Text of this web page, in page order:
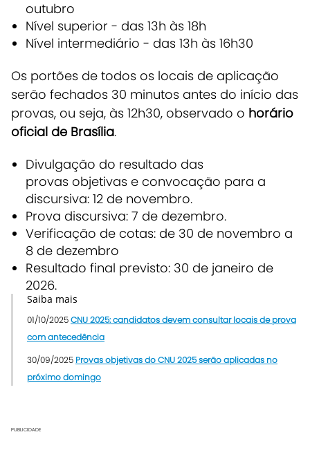
outubro
Nível superior - das 13h às 18h
Nível intermediário - das 13h às 16h30
Os portões de todos os locais de aplicação
serão fechados 30 minutos antes do início das
provas, ou seja, às 12h30, observado o horário
oficial de Brasília.
Divulgação do resultado das
provas objetivas e convocação para a
discursiva: 12 de novembro.
Prova discursiva: 7 de dezembro.
Verificação de cotas: de 30 de novembro a
8 de dezembro
Resultado final previsto: 30 de janeiro de
2026.
Saiba mais
01/10/2025CNU 2025: candidatos devem consultar locais de prova
com antecedência
30/09/2025 Provas objetivas do CNU 2025 serão aplicadas no
próximo domingo
PUBLICIDADE